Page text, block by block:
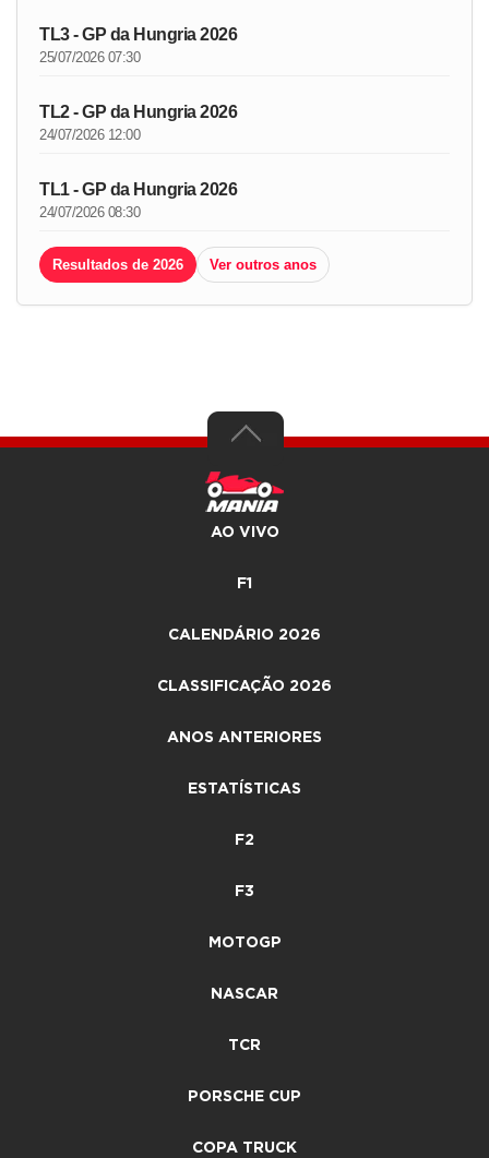
TL3 - GP da Hungria 2026
25/07/2026 07:30
TL2 - GP da Hungria 2026
24/07/2026 12:00
TL1 - GP da Hungria 2026
24/07/2026 08:30
Resultados de 2026 Ver outros anos
AO VIVO
F1
CALENDÁRIO 2026
CLASSIFICAÇÃO 2026
ANOS ANTERIORES
ESTATÍSTICAS
F2
F3
MOTOGP
NASCAR
TCR
PORSCHE CUP
COPA TRUCK